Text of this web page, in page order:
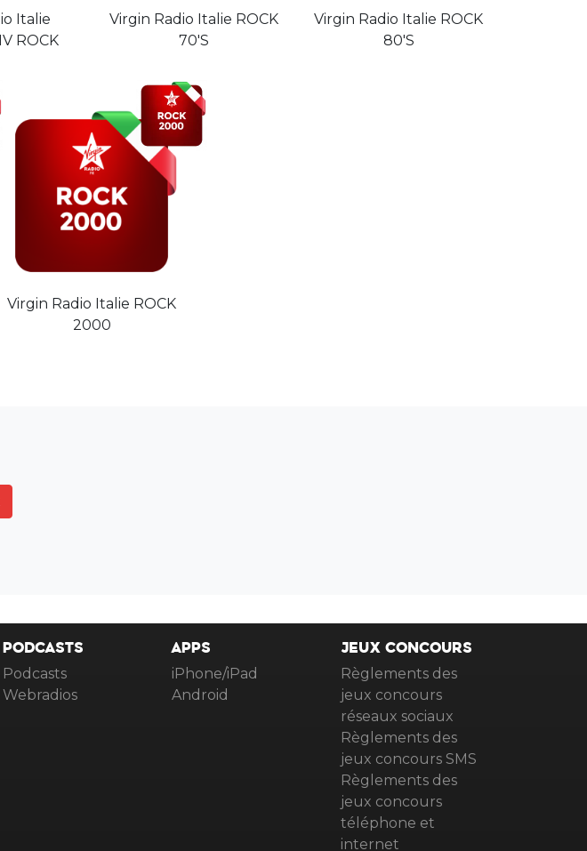
Italie
ROCK
Virgin Radio Italie ROCK
70'S
Virgin Radio Italie ROCK
80'S
Virgin Radio Italie ROCK
2000
PODCASTS
Podcasts
Webradios
APPS
iPhone/iPad
Android
JEUX CONCOURS
Règlements des
jeux concours
réseaux sociaux
Règlements des
jeux concours SMS
Règlements des
jeux concours
téléphone et
internet